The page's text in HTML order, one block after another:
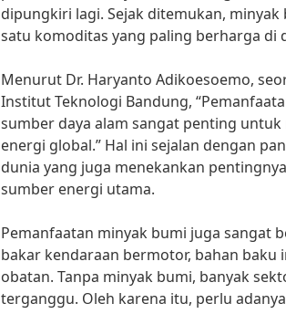
dipungkiri lagi. Sejak ditemukan,
satu komoditas yang paling berharga di
Menurut Dr. Haryanto Adikoesoemo,
Institut Teknologi Bandung,
sumber daya alam sangat penting
energi global.” Hal ini sejalan dengan
dunia yang juga menekankan
sumber energi utama.
Pemanfaatan minyak bumi juga sangat
bakar kendaraan bermotor, bahan baku
obatan. Tanpa minyak bumi, banyak
terganggu. Oleh karena itu, perlu